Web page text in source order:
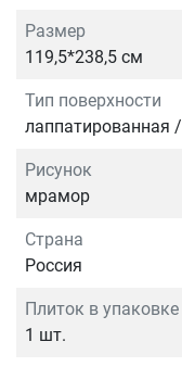
Размер
119,5*238,5 см
Тип поверхности
лаппатированная
Рисунок
мрамор
Страна
Россия
Плиток в упаковке
1 шт.